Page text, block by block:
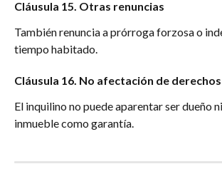
Cláusula 15. Otras renuncias
También renuncia a prórroga forzosa o
tiempo habitado.
Cláusula 16. No afectación de
El inquilino no puede aparentar ser dueño
inmueble como garantía.